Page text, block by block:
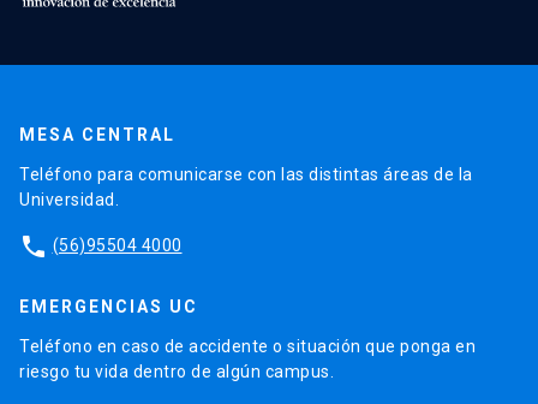
MESA CENTRAL
Teléfono para comunicarse con las distintas áreas de la
Universidad.
phone (56)95504 4000
EMERGENCIAS UC
Teléfono en caso de accidente o situación que ponga en
riesgo tu vida dentro de algún campus.